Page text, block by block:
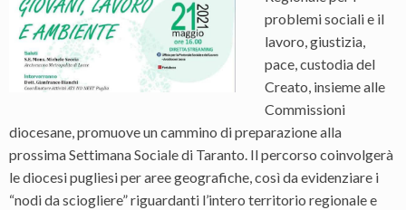
problemi sociali e il
lavoro, giustizia,
pace, custodia del
Creato, insieme alle
Commissioni
diocesane, promuove un cammino di preparazione alla
prossima Settimana Sociale di Taranto. Il percorso coinvolgerà
le diocesi pugliesi per aree geografiche, così da evidenziare i
“nodi da sciogliere” riguardanti l’intero territorio regionale e